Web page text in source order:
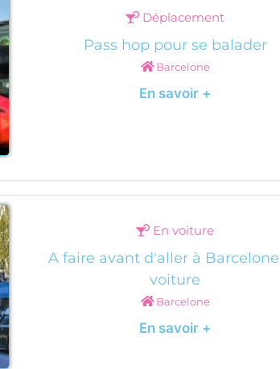
Déplacement
Pass hop pour se balader
Barcelone
En savoir +
En voiture
A faire avant d'aller à
voiture
Barcelone
En savoir +